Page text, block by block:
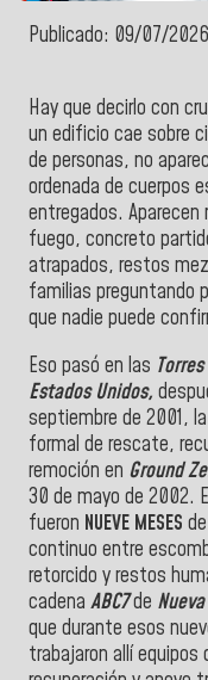
Publicado: 09/07/
Hay que decirlo con
un edificio cae sobre
de personas, no
ordenada de cuerpos
entregados. Aparecen
fuego, concreto
atrapados, restos
familias preguntando
que nadie puede
Eso pasó en las
Estados Unidos,
septiembre de 2001,
formal de rescate,
remoción en Ground
30 de mayo de 2002.
fueron NUEVE MESES
continuo entre
retorcido y restos
cadena ABC7de
que durante esos
trabajaron allí equipos